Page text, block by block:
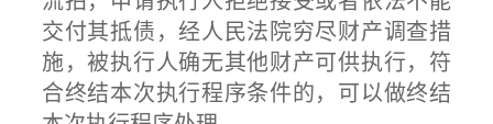
交付其抵债，经人民法院穷尽财产调查措
施，被执行人确无其他财产可供执行，符
合终结本次执行程序条件的，可以做终结